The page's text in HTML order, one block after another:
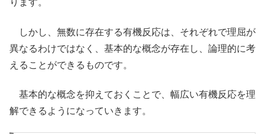
ります。
しかし、無数に存在する有機反応は、それぞれで理屈が
異なるわけではなく、基本的な概念が存在し、論理的に考
えることができるものです。
基本的な概念を抑えておくことで、幅広い有機反応を理
解できるようになっていきます。